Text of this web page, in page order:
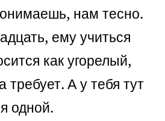
нам тесно.
ему учиться
как угорелый,
требует. А у тебя тут
одной.